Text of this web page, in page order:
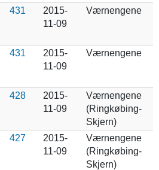
431
2015-
11-09
Værnengene
431
2015-
11-09
Værnengene
428
2015-
11-09
Værnengene
(Ringkøbing-
Skjern)
427
2015-
11-09
Værnengene
(Ringkøbing-
Skjern)